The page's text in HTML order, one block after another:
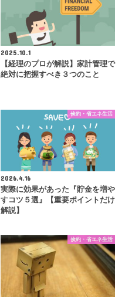
2025.10.1
【経理のプロが解説】家計管理で
絶対に把握すべき３つのこと
倹約・省エネ生活
2026.4.16
実際に効果があった『貯金を増や
すコツ５選』【重要ポイントだけ
解説】
倹約・省エネ生活